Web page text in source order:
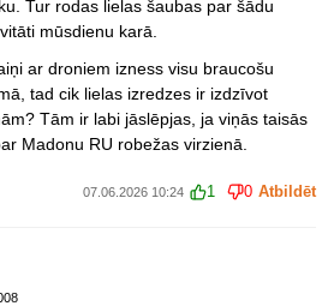
Tur rodas lielas šaubas par šādu
mūsdienu karā.
ar droniem izness visu braucošu
tad cik lielas izredzes ir izdzīvot
Tām ir labi jāslēpjas, ja viņās taisās
Madonu RU robežas virzienā.
07.06.2026 10:24 1 0 Atbildēt